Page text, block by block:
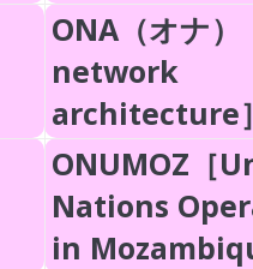
ONA（オナ
network
architecture
ONUMOZ［
Nations
in